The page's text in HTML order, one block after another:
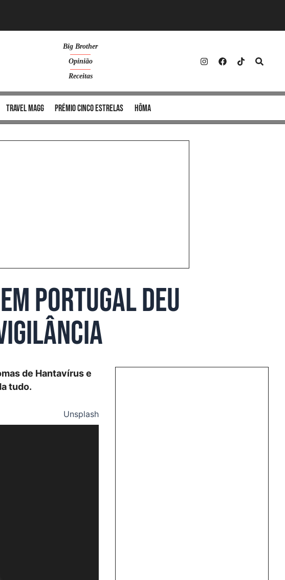
Big Brother
Opinião
Receitas
Travel MAGG Prémio Cinco Estrelas Hôma
Portugal deu
de Hantavírus e
tudo.
Unsplash